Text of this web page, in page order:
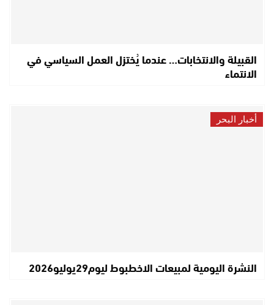
القبيلة والانتخابات… عندما يُختزل العمل السياسي في
الانتماء
أخبار البحر
النشرة اليومية لمبيعات الاخطبوط ليوم29يوليو2026